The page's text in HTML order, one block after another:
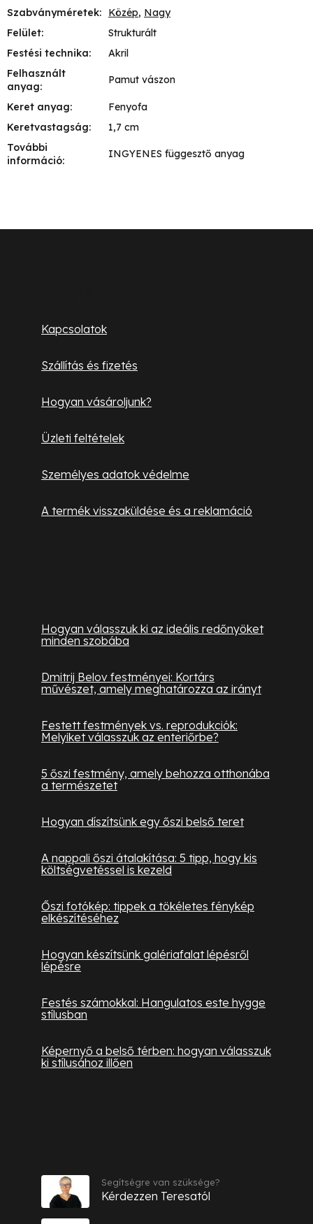
Szabványméretek: Közép, Nagy
Felület:
Strukturált
Festési technika:
Akril
Felhasznált
anyag:
Pamut vászon
Keret anyag:
Fenyofa
Keretvastagság:
1,7 cm
További
információ:
INGYENES függesztő anyag
Kapcsolatok
Szállítás és fizetés
Hogyan vásároljunk?
Üzleti feltételek
Személyes adatok védelme
A termék visszaküldése és a reklamáció
Hogyan válasszuk ki az ideális redőnyöket
minden szobába
Dmitrij Belov festményei: Kortárs
művészet, amely meghatározza az irányt
Festett festmények vs. reprodukciók:
Melyiket válasszuk az enteriőrbe?
5 őszi festmény, amely behozza otthonába
a természetet
Hogyan díszítsünk egy őszi belső teret
A nappali őszi átalakítása: 5 tipp, hogy kis
költségvetéssel is kezeld
Őszi fotókép: tippek a tökéletes fénykép
elkészítéséhez
Hogyan készítsünk galériafalat lépésről
lépésre
Festés számokkal: Hangulatos este hygge
stílusban
Képernyő a belső térben: hogyan válasszuk
ki stílusához illően
Segítségre van szüksége?
Kérdezzen Teresatól